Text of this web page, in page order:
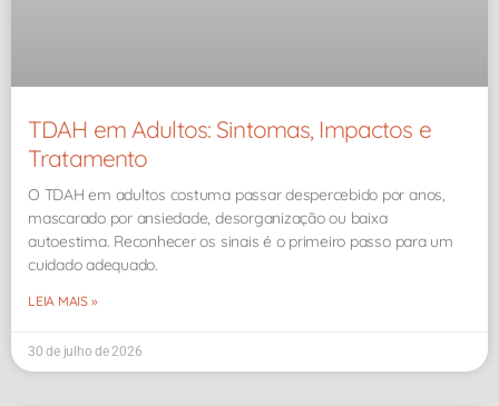
TDAH em Adultos: Sintomas, Impactos e
Tratamento
O TDAH em adultos costuma passar despercebido por anos,
mascarado por ansiedade, desorganização ou baixa
autoestima. Reconhecer os sinais é o primeiro passo para um
cuidado adequado.
LEIA MAIS »
30 de julho de 2026